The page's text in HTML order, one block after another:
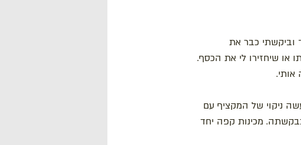
וביקשתי כבר את
או שיחזירו לי את הכסף.
אותי.
ניקוי של המקציף עם
מכינות קפה יחד